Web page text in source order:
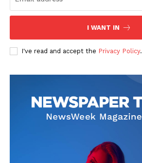
I WANT IN
I've read and accept the Privacy Policy.